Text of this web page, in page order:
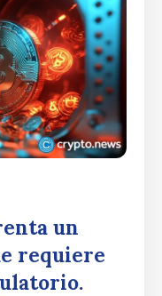
un
requiere